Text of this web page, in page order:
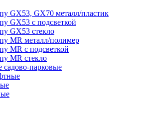
GX53, GX70 металл/пластик
GX53 с подсветкой
GX53 стекло
MR металл/полимер
MR с подсветкой
MR стекло
парковые